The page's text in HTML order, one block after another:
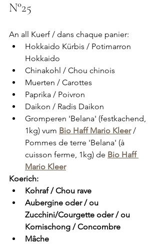
N°25
An all Kuerf / dans chaque panier:
Hokkaido Kürbis / Potimarron
Hokkaido
Chinakohl / Chou chinois
Muerten / Carottes
Paprika / Poivron
Daikon / Radis Daikon
Gromperen 'Belana' (festkachend,
1kg) vum Bio Haff Mario Kleer /
Pommes de terre 'Belana' (à
cuisson ferme, 1kg) de Bio Haff
Mario Kleer
Koerich:
Kohraf / Chou rave
Aubergine oder / ou
Zucchini/Courgette oder / ou
Kornischong / Concombre
Mâche